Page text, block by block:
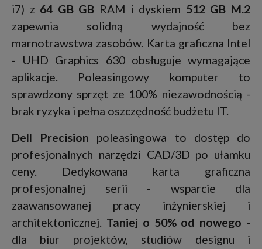
i7) z 64 GB GB RAM i dyskiem 512 GB M.2
zapewnia solidną wydajność bez
marnotrawstwa zasobów. Karta graficzna Intel
- UHD Graphics 630 obsługuje wymagające
aplikacje. Poleasingowy komputer to
sprawdzony sprzęt ze 100% niezawodnością -
brak ryzyka i pełna oszczędność budżetu IT.
Dell Precision poleasingowa to dostęp do
profesjonalnych narzędzi CAD/3D po ułamku
ceny. Dedykowana karta graficzna
profesjonalnej serii - wsparcie dla
zaawansowanej pracy inżynierskiej i
architektonicznej. Taniej o 50% od nowego -
dla biur projektów, studiów designu i